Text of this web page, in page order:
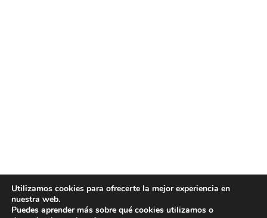
Utilizamos cookies para ofrecerte la mejor experiencia en
nuestra web.
Puedes aprender más sobre qué cookies utilizamos o